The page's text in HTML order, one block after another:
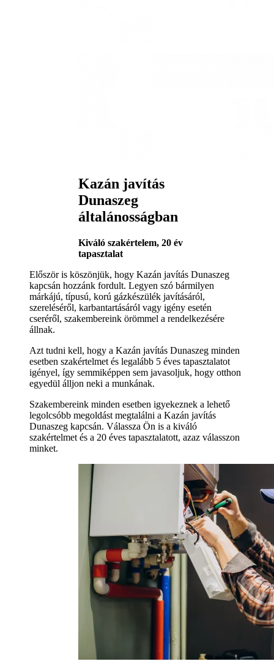
Kazán javítás
Dunaszeg
általánosságban
Kiváló szakértelem, 20 év
tapasztalat
Először is köszönjük, hogy Kazán javítás Dunaszeg
kapcsán hozzánk fordult. Legyen szó bármilyen
márkájú, típusú, korú gázkészülék javításáról,
szereléséről, karbantartásáról vagy igény esetén
cseréről, szakembereink örömmel a rendelkezésére
állnak.
Azt tudni kell, hogy a Kazán javítás Dunaszeg minden
esetben szakértelmet és legalább 5 éves tapasztalatot
igényel, így semmiképpen sem javasoljuk, hogy otthon
egyedül álljon neki a munkának.
Szakembereink minden esetben igyekeznek a lehető
legolcsóbb megoldást megtalálni a Kazán javítás
Dunaszeg kapcsán. Válassza Ön is a kiváló
szakértelmet és a 20 éves tapasztalatott, azaz válasszon
minket.